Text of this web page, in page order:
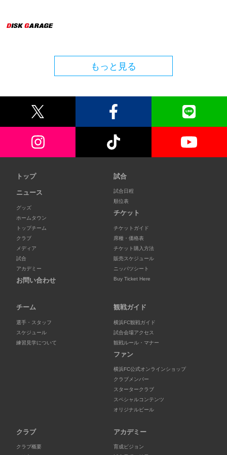
もっと見る
トップ
ニュース
グッズ
ホームタウン
トップチーム
クラブ
メディア
試合
アカデミー
お問い合わせ
試合
試合日程
順位表
チケット
チケットガイド
席種・価格表
チケット購入方法
販売スケジュール
ニッパツシート
Buy Ticket Here
チーム
選手・スタッフ
スケジュール
練習見学について
観戦ガイド
横浜FC観戦ガイド
試合会場アクセス
観戦ルール・マナー
ファン
横浜FC公式オンラインショップ
クラブメンバー
スタータークラブ
スペシャルコンテンツ
オリジナルビール
クラブ
クラブ概要
アカデミー
育成ビジョン